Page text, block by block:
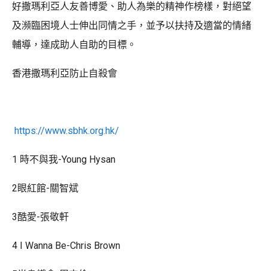
好撒瑪利亞人友善博愛、助人為樂的精神作榜樣，對絕望
及瀕臨困境人士伸出同情之手，並予以扶持及適當的情緒
輔導，達成助人自助的目標。
香港撒瑪利亞防止自殺會
https://www.sbhk.org.hk/
1 時不與我-Young Hysan
2眼紅館-關智斌
3酷愛-張敬軒
4 I Wanna Be-Chris Brown